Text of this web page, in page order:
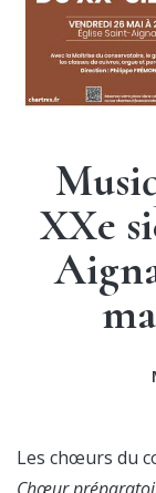
XXe
Les chœurs du
Chœur